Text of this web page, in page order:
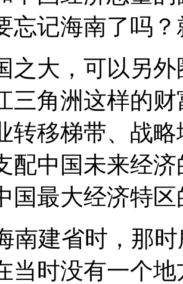
忘记海南了吗
之大，可以另
三角洲这样的
转移梯带、战
配中国未来经
国最大经济特
南建省时，那
当时没有一个